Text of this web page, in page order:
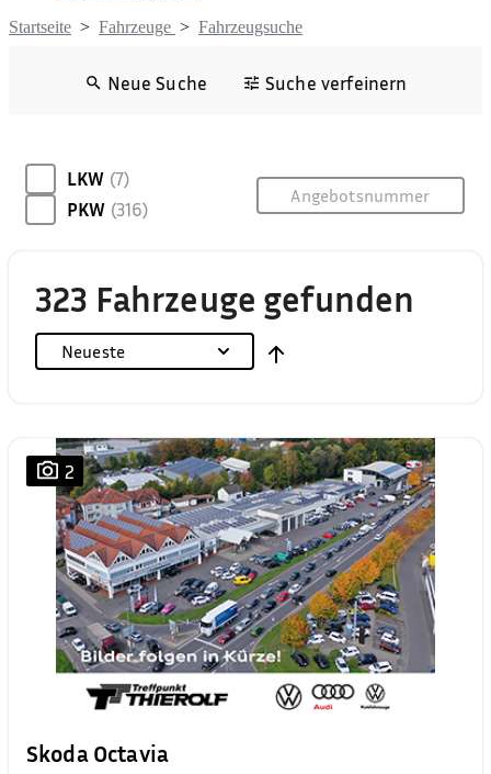
Startseite > Fahrzeuge > Fahrzeugsuche
Neue Suche Suche verfeinern
LKW (7)
PKW (316)
323 Fahrzeuge gefunden
Neueste
2
Skoda Octavia